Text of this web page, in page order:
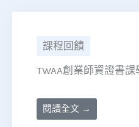
課程回饋
TWAA創業師資證書
閱讀全文 →